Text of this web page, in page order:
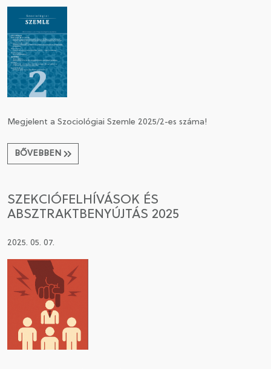
Megjelent a Szociológiai Szemle 2025/2-es száma!
BŐVEBBEN
SZEKCIÓFELHÍVÁSOK ÉS
ABSZTRAKTBENYÚJTÁS 2025
2025. 05. 07.